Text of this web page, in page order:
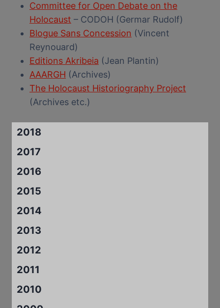
Committee for Open Debate on the
Holocaust – CODOH (Germar Rudolf)
Blogue Sans Concession (Vincent
Reynouard)
Editions Akribeia (Jean Plantin)
AAARGH (Archives)
The Holocaust Historiography Project
(Archives etc.)
2018
2017
2016
2015
2014
2013
2012
2011
2010